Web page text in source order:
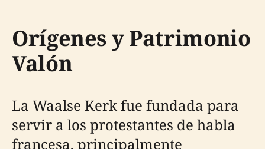
Orígenes y Patrimonio
Valón
La Waalse Kerk fue fundada para
servir a los protestantes de habla
francesa, principalmente